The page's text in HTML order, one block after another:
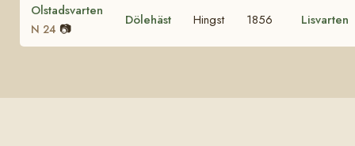
Olstadsvarten
N 24 📷
Dölehäst Hingst 1856 Lisvarten